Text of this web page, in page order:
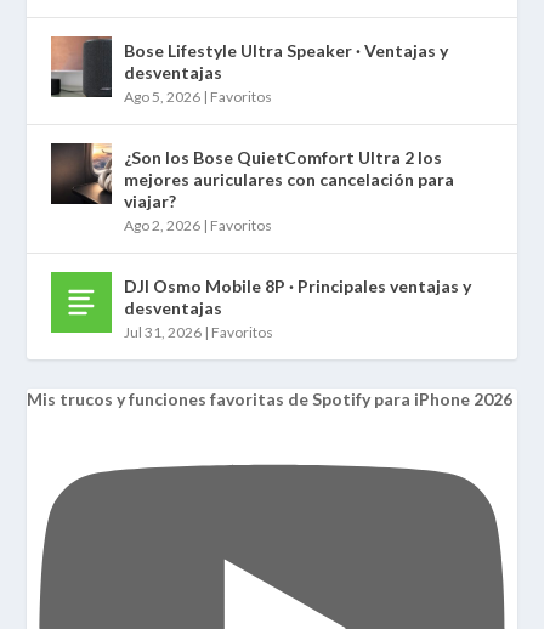
Bose Lifestyle Ultra Speaker · Ventajas y
desventajas
Ago 5, 2026 | Favoritos
¿Son los Bose QuietComfort Ultra 2 los
mejores auriculares con cancelación para
viajar?
Ago 2, 2026 | Favoritos
DJI Osmo Mobile 8P · Principales ventajas y
desventajas
Jul 31, 2026 | Favoritos
Mis trucos y funciones favoritas de Spotify para iPhone 2026